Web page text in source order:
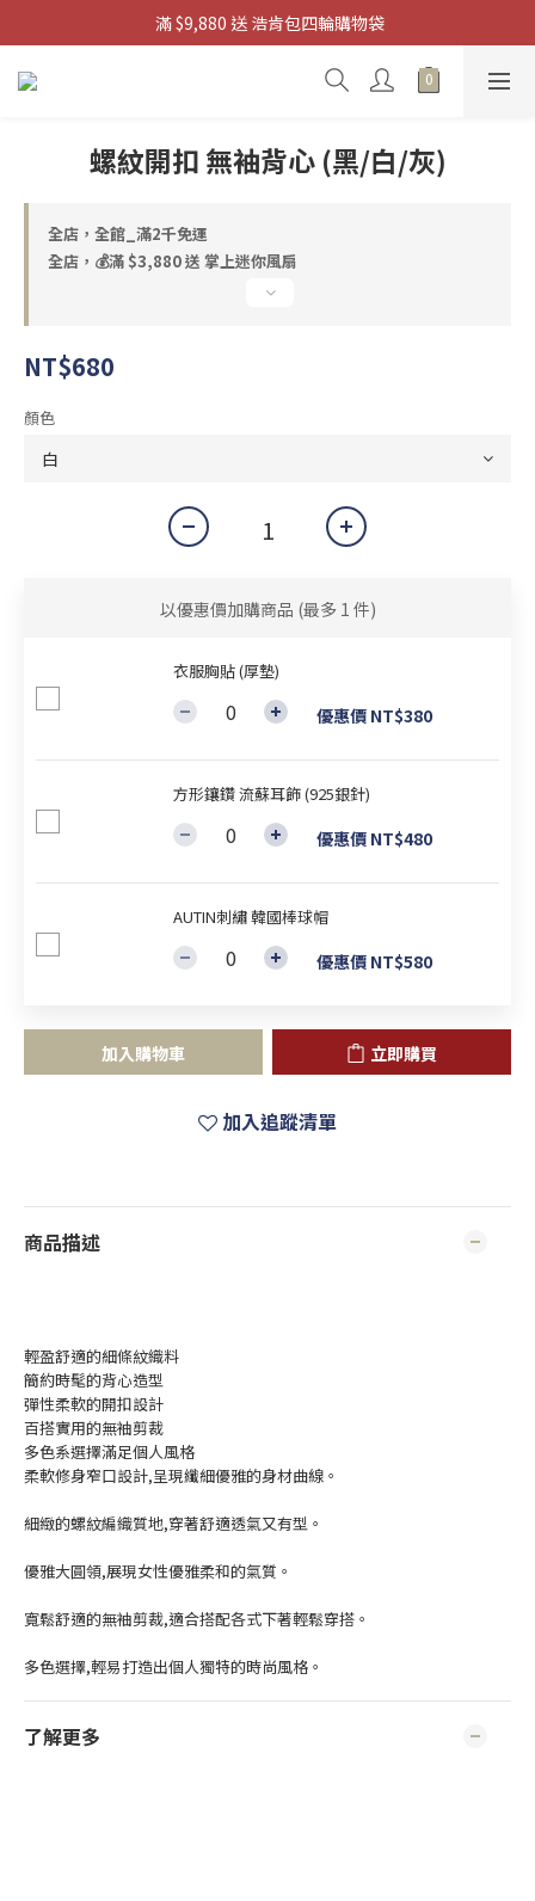
滿 $3880 送 掌上迷你風扇
滿 $9,880 送 浩肯包四輪購物袋
滿 $3880 送 掌上迷你風扇
螺紋開扣 無袖背心 (黑/白/灰)
全店，全館_滿2千免運
全店，💰滿 $3,880 送 掌上迷你風扇
NT$680
顏色
以優惠價加購商品 (最多 1 件)
衣服胸貼 (厚墊)
優惠價 NT$380
方形鑲鑽 流蘇耳飾 (925銀針)
優惠價 NT$480
AUTIN刺繡 韓國棒球帽
優惠價 NT$580
加入購物車 立即購買
加入追蹤清單
商品描述
輕盈舒適的細條紋織料
簡約時髦的背心造型
彈性柔軟的開扣設計
百搭實用的無袖剪裁
多色系選擇滿足個人風格
柔軟修身窄口設計,呈現纖細優雅的身材曲線。
細緻的螺紋編織質地,穿著舒適透氣又有型。
優雅大圓領,展現女性優雅柔和的氣質。
寬鬆舒適的無袖剪裁,適合搭配各式下著輕鬆穿搭。
多色選擇,輕易打造出個人獨特的時尚風格。
了解更多